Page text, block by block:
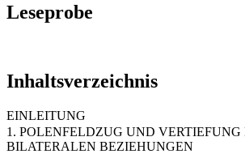
Leseprobe
Inhaltsverzeichnis
EINLEITUNG
1. POLENFELDZUG UND VERTIEFUNG
BILATERALEN BEZIEHUNGEN